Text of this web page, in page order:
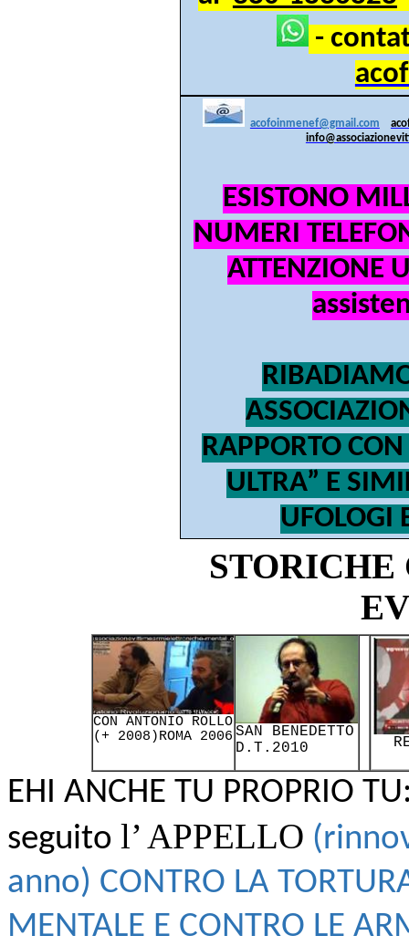
-
acofoinmenef@gmail.com
ESISTONO
NUMERI
ATTENZIONE
RAPPORTO
ULTRA” E
UFOLOGI
STORICHE
CON ANTONIO ROLLO
(+ 2008)ROMA 2006 SAN BENEDETTO
D.T.2010
EHI ANCHE TU PROPRIO
seguito l’ APPELLO
anno) CONTRO LA
MENTALE E CONTRO LE